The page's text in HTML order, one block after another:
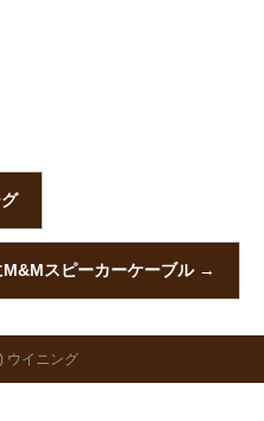
スピーカーケーブル →
ウイニング